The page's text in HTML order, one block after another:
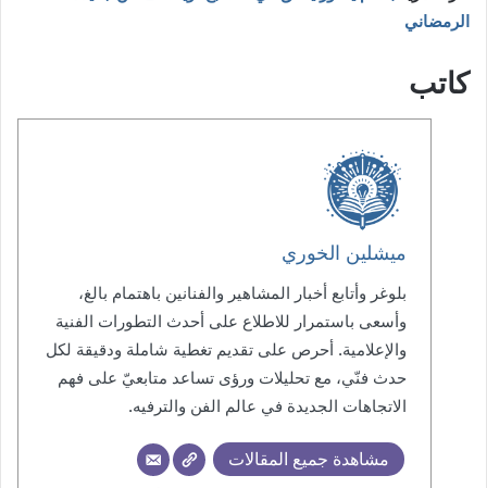
الرمضاني
كاتب
ميشلين الخوري
بلوغر وأتابع أخبار المشاهير والفنانين باهتمام بالغ،
وأسعى باستمرار للاطلاع على أحدث التطورات الفنية
والإعلامية. أحرص على تقديم تغطية شاملة ودقيقة لكل
حدث فنّي، مع تحليلات ورؤى تساعد متابعيّ على فهم
الاتجاهات الجديدة في عالم الفن والترفيه.
مشاهدة جميع المقالات